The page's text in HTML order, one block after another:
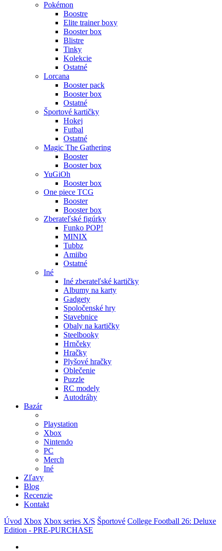
Pokémon
Boostre
Elite trainer boxy
Booster box
Blistre
Tinky
Kolekcie
Ostatné
Lorcana
Booster pack
Booster box
Ostatné
Športové kartičky
Hokej
Futbal
Ostatné
Magic The Gathering
Booster
Booster box
YuGiOh
Booster box
One piece TCG
Booster
Booster box
Zberateľské figúrky
Funko POP!
MINIX
Tubbz
Amiibo
Ostatné
Iné
Iné zberateľské kartičky
Albumy na karty
Gadgety
Spoločenské hry
Stavebnice
Obaly na kartičky
Steelbooky
Hrnčeky
Hračky
Plyšové hračky
Oblečenie
Puzzle
RC modely
Autodráhy
Bazár
Playstation
Xbox
Nintendo
PC
Merch
Iné
Zľavy
Blog
Recenzie
Kontakt
Úvod Xbox Xbox series X/S Športové College Football 26: Deluxe
Edition - PRE-PURCHASE